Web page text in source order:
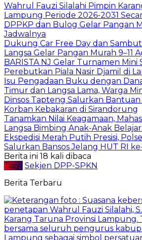
Wahrul Fauzi Silalahi Pimpin
Lampung Periode 2026-2031
DPPKP dan Bulog Gelar Pangan
Jadwalnya
Dukung Car Free Day dan
Langsa Gelar Pangan Murah 9–11
BARISTA NJ Gelar Turnamen Mini
Perebutkan Piala Nasir Djamil di
Isu Pengadaan Buku dengan
Timur dan Langsa Lama, Warga
Dinsos Tapteng Salurkan
Korban Kebakaran di Sirandorung
Tanamkan Nilai Keagamaan,
Langsa Bimbing Anak-Anak
Ekspedisi Merah Putih Presisi,
Salurkan Bansos Jelang HUT RI
Berita ini 18 kali dibaca
Tag : Sekjen DPP-SPKN
Berita Terbaru